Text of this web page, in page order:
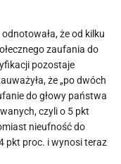
że od kilku
zaufania do
pozostaje
że „po dwóch
do głowy państwa
czyli o 5 pkt
nieufność do
pkt proc. i wynosi teraz